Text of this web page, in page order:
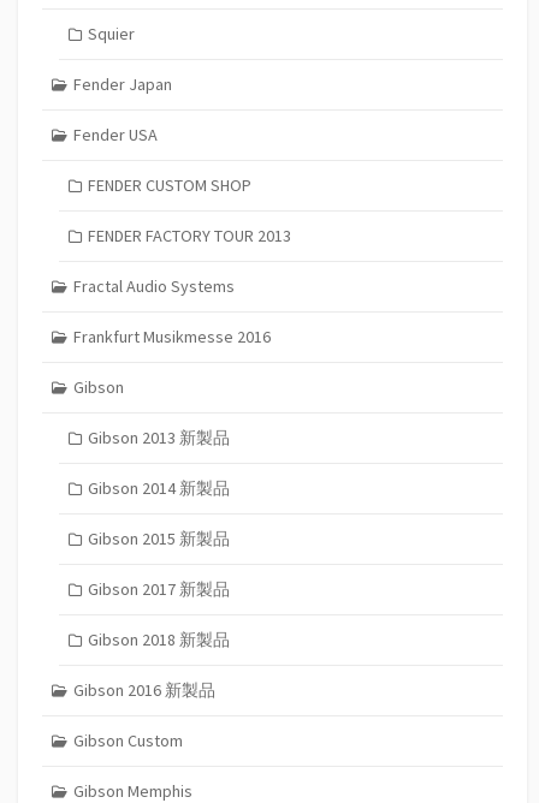
Squier
Fender Japan
Fender USA
FENDER CUSTOM SHOP
FENDER FACTORY TOUR 2013
Fractal Audio Systems
Frankfurt Musikmesse 2016
Gibson
Gibson 2013 新製品
Gibson 2014 新製品
Gibson 2015 新製品
Gibson 2017 新製品
Gibson 2018 新製品
Gibson 2016 新製品
Gibson Custom
Gibson Memphis